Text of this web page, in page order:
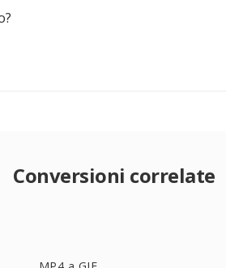
Conversioni correlate